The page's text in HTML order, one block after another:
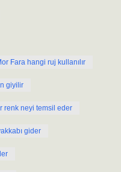
Fara hangi ruj kullanılır
giyilir
renk neyi temsil eder
gider